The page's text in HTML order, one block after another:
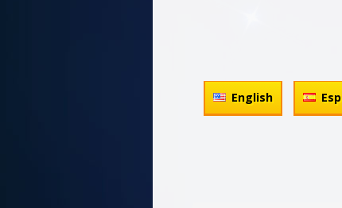
English